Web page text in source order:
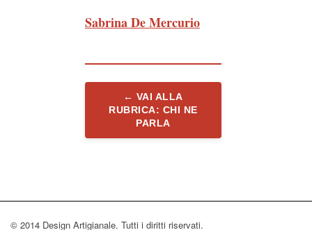
Sabrina De Mercurio
← VAI ALLA
RUBRICA: CHI NE
PARLA
© 2014 Design Artigianale. Tutti i diritti riservati.